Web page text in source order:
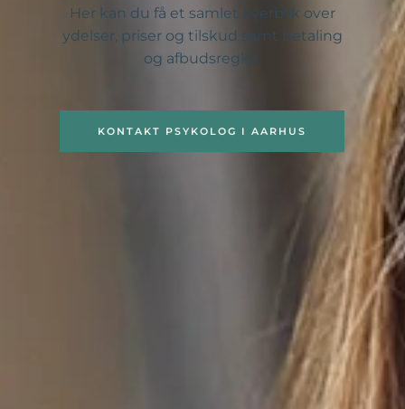
Her kan du få et samlet overblik over
ydelser, priser og tilskud samt betaling
og afbudsregler.
KONTAKT PSYKOLOG I AARHUS